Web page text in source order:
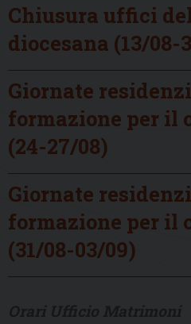
Chiusura uffici
diocesana (13/08-
Giornate
formazione per il
(24-27/08)
Giornate
formazione per il
(31/08-03/09)